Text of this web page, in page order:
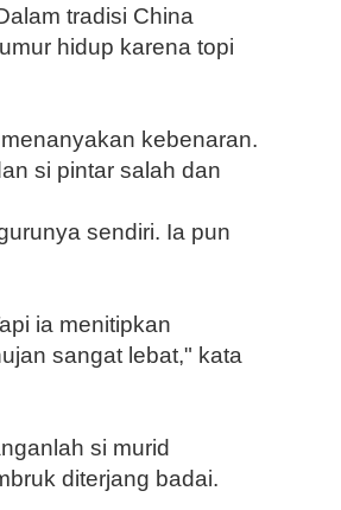
tradisi China
hidup karena topi
kebenaran.
si pin­tar salah dan
sendiri. Ia pun
ia menitipkan
sangat lebat," kata
si murid
diterjang badai.